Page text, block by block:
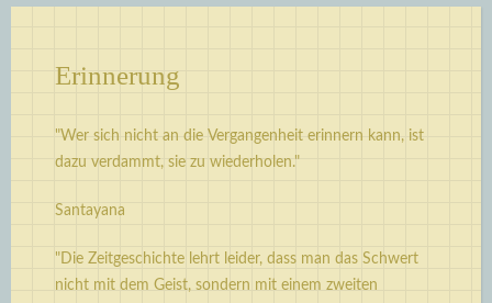
Erinnerung
"Wer sich nicht an die Vergangenheit erinnern kann, ist
dazu verdammt, sie zu wiederholen."
Santayana
"Die Zeitgeschichte lehrt leider, dass man das Schwert
nicht mit dem Geist, sondern mit einem zweiten